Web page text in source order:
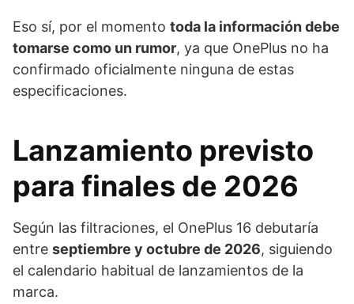
Eso sí, por el momento toda la información debe
tomarse como un rumor, ya que OnePlus no ha
confirmado oficialmente ninguna de estas
especificaciones.
Lanzamiento previsto
para finales de 2026
Según las filtraciones, el OnePlus 16 debutaría
entre septiembre y octubre de 2026, siguiendo
el calendario habitual de lanzamientos de la
marca.